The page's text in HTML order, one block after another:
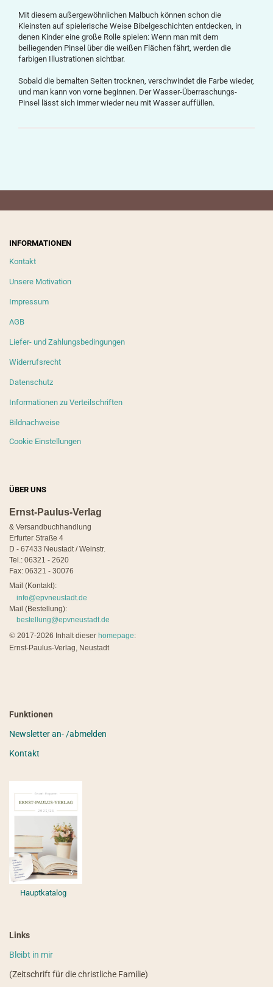
Mit diesem außergewöhnlichen Malbuch können schon die
Kleinsten auf spielerische Weise Bibelgeschichten entdecken, in
denen Kinder eine große Rolle spielen: Wenn man mit dem
beiliegenden Pinsel über die weißen Flächen fährt, werden die
farbigen Illustrationen sichtbar.
Sobald die bemalten Seiten trocknen, verschwindet die Farbe wieder,
und man kann von vorne beginnen. Der Wasser-Überraschungs-
Pinsel lässt sich immer wieder neu mit Wasser auffüllen.
INFORMATIONEN
Kontakt
Unsere Motivation
Impressum
AGB
Liefer- und Zahlungsbedingungen
Widerrufsrecht
Datenschutz
Informationen zu Verteilschriften
Bildnachweise
Cookie Einstellungen
ÜBER UNS
Ernst-Paulus-Verlag
& Versandbuchhandlung
Erfurter Straße 4
D - 67433 Neustadt / Weinstr.
Tel.: 06321 - 2620
Fax: 06321 - 30076
Mail (Kontakt):
info@epvneustadt.de
Mail (Bestellung):
bestellung@epvneustadt.de
© 2017-2026 Inhalt dieser homepage:
Ernst-Paulus-Verlag, Neustadt
Funktionen
Newsletter an- /abmelden
Kontakt
Hauptkatalog
Links
Bleibt in mir
(Zeitschrift für die christliche Familie)